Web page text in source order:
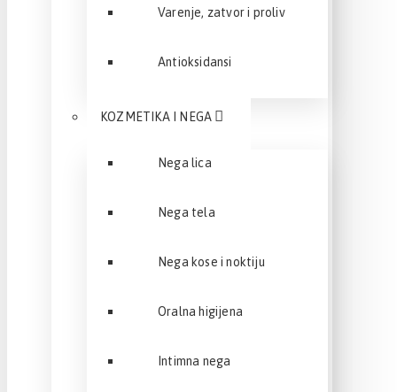
Varenje, zatvor i proliv
Antioksidansi
KOZMETIKA I NEGA
Nega lica
Nega tela
Nega kose i noktiju
Oralna higijena
Intimna nega